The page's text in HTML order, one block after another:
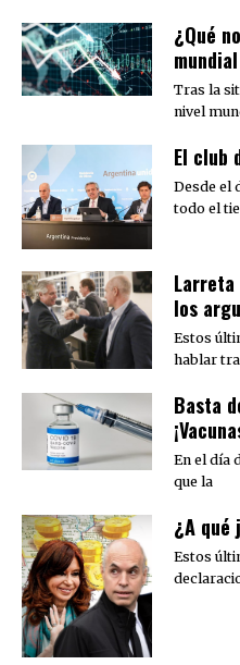
¿Qué
Tras la
nivel
El club
Desde el
todo el
los
Estos
hablar
Basta
En el día
que la
¿A
Estos